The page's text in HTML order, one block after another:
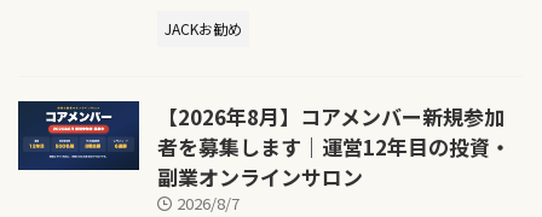
JACKお勧め
【2026年8月】コアメンバー新規参加
者を募集します｜運営12年目の投資・
副業オンラインサロン
2026/8/7